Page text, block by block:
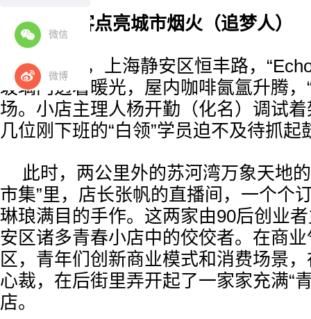
微信
微博
青年创客点亮城市烟火（追梦人）
晚上8点，上海静安区恒丰路，
玻璃门透着暖光，屋内咖啡氤氲升腾，
场。小店主理人杨开勤（化名）调试
几位刚下班的“白领”学员迫不及待抓起
此时，两公里外的苏河湾万象天地
市集”里，店长张帆的直播间，一个个
琳琅满目的手作。这两家由90后创业
安区诸多青春小店中的佼佼者。在商
区，青年们创新商业模式和消费场景
心裁，在后街里弄开起了一家家充满“
店。